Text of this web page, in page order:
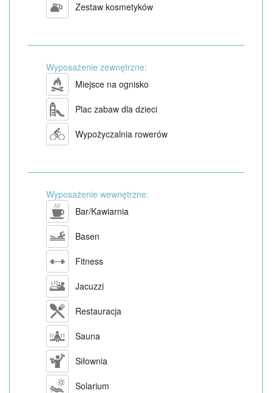
Zestaw kosmetyków
Wyposażenie zewnętrzne:
Miejsce na ognisko
Plac zabaw dla dzieci
Wypożyczalnia rowerów
Wyposażenie wewnętrzne:
Bar/Kawiarnia
Basen
Fitness
Jacuzzi
Restauracja
Sauna
Siłownia
Solarium